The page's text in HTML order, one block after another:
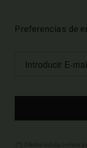
Preferencias de